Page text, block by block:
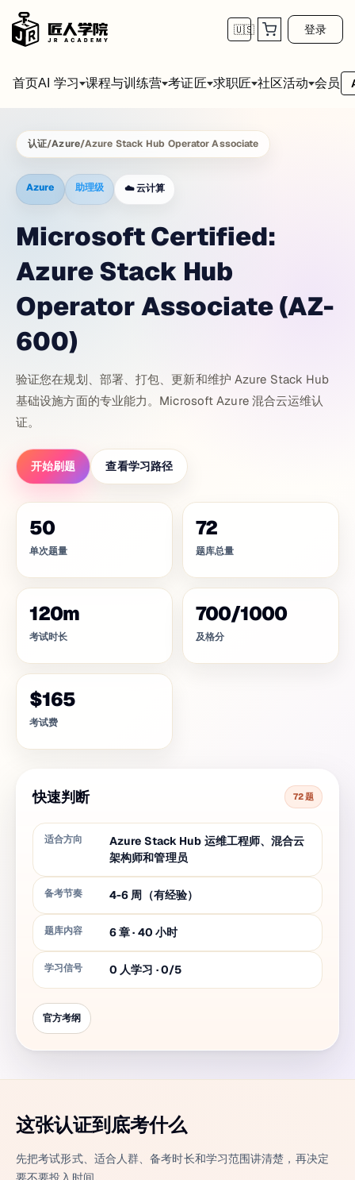
🇺🇸 登录
首页AI 学习 课程与训练营 考证匠 求职匠 社区活动 会员
认证/Azure/Azure Stack Hub Operator Associate
Azure 助理级 ☁️云计算
Microsoft Certified:
Azure Stack Hub
Operator Associate (AZ-
600)
验证您在规划、部署、打包、更新和维护 Azure Stack Hub
基础设施方面的专业能力。Microsoft Azure 混合云运维认
证。
开始刷题 查看学习路径
50
单次题量
72
题库总量
120m
考试时长
700/1000
及格分
$165
考试费
快速判断 72 题
适合方向
Azure Stack Hub 运维工程师、混合云
架构师和管理员
备考节奏 4-6 周（有经验）
题库内容 6章· 40 小时
学习信号 0 人学习 · 0/5
官方考纲
这张认证到底考什么
先把考试形式、适合人群、备考时长和学习范围讲清楚，再决定